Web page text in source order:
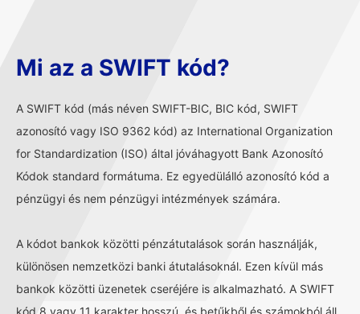
Mi az a SWIFT kód?
A SWIFT kód (más néven SWIFT-BIC, BIC kód, SWIFT
azonosító vagy ISO 9362 kód) az International Organization
for Standardization (ISO) által jóváhagyott Bank Azonosító
Kódok standard formátuma. Ez egyedülálló azonosító kód a
pénzügyi és nem pénzügyi intézmények számára.
A kódot bankok közötti pénzátutalások során használják,
különösen nemzetközi banki átutalásoknál. Ezen kívül más
bankok közötti üzenetek cseréjére is alkalmazható. A SWIFT
kód 8 vagy 11 karakter hosszú, és betűkből és számokból áll.